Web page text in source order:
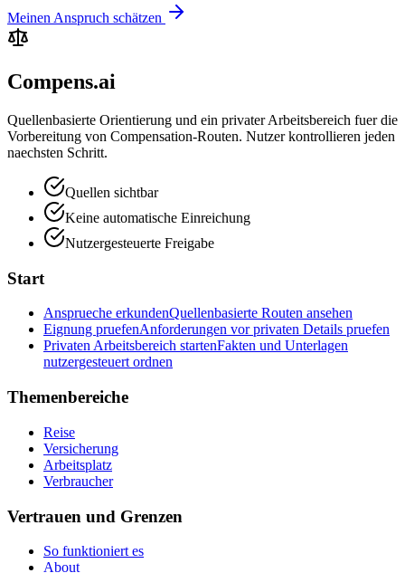
Meinen Anspruch schätzen
Compens.ai
Quellenbasierte Orientierung und ein privater Arbeitsbereich fuer die
Vorbereitung von Compensation-Routen. Nutzer kontrollieren jeden
naechsten Schritt.
Quellen sichtbar
Keine automatische Einreichung
Nutzergesteuerte Freigabe
Start
Ansprueche erkundenQuellenbasierte Routen ansehen
Eignung pruefenAnforderungen vor privaten Details pruefen
Privaten Arbeitsbereich startenFakten und Unterlagen
nutzergesteuert ordnen
Themenbereiche
Reise
Versicherung
Arbeitsplatz
Verbraucher
Vertrauen und Grenzen
So funktioniert es
About